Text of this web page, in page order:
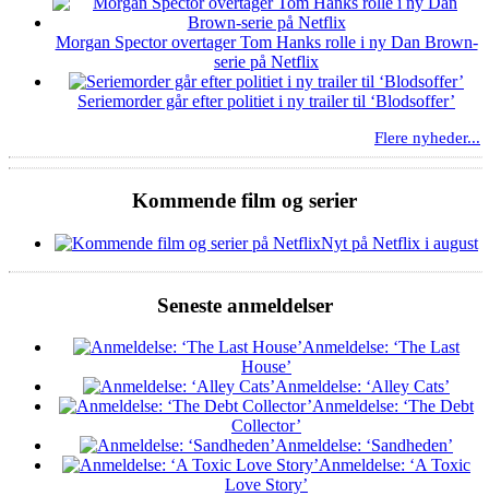
Morgan Spector overtager Tom Hanks rolle i ny Dan Brown-
serie på Netflix
Seriemorder går efter politiet i ny trailer til ‘Blodsoffer’
Flere nyheder...
Kommende film og serier
Nyt på Netflix i august
Seneste anmeldelser
Anmeldelse: ‘The Last
House’
Anmeldelse: ‘Alley Cats’
Anmeldelse: ‘The Debt
Collector’
Anmeldelse: ‘Sandheden’
Anmeldelse: ‘A Toxic
Love Story’